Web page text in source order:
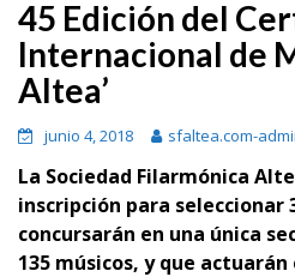
45 Edición del
Internacional de
Altea’
junio 4, 2018 sfaltea.com-
La Sociedad Filarmónica
inscripción para seleccionar
concursarán en una única
135 músicos, y que